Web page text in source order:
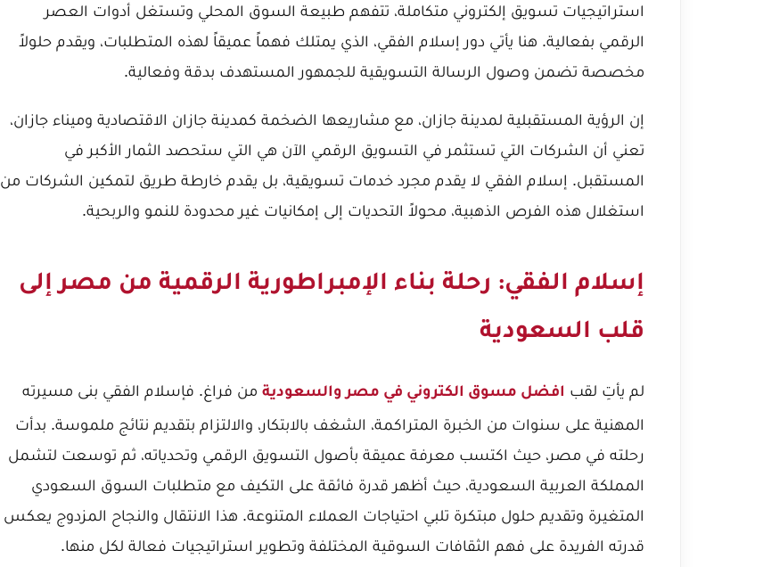
استراتيجيات تسويق إلكتروني متكاملة، تتفهم طبيعة السوق المحلي وتستغل أدوات العصر
الرقمي بفعالية. هنا يأتي دور إسلام الفقي، الذي يمتلك فهماً عميقاً لهذه المتطلبات، ويقدم حلولاً
مخصصة تضمن وصول الرسالة التسويقية للجمهور المستهدف بدقة وفعالية.
إن الرؤية المستقبلية لمدينة جازان، مع مشاريعها الضخمة كمدينة جازان الاقتصادية وميناء جازان،
تعني أن الشركات التي تستثمر في التسويق الرقمي الآن هي التي ستحصد الثمار الأكبر في
المستقبل. إسلام الفقي لا يقدم مجرد خدمات تسويقية، بل يقدم خارطة طريق لتمكين الشركات من
استغلال هذه الفرص الذهبية، محولاً التحديات إلى إمكانيات غير محدودة للنمو والربحية.
إسلام الفقي: رحلة بناء الإمبراطورية الرقمية من مصر إلى
قلب السعودية
لم يأتِ لقب افضل مسوق الكتروني في مصر والسعودية من فراغ. فإسلام الفقي بنى مسيرته
المهنية على سنوات من الخبرة المتراكمة، الشغف بالابتكار، والالتزام بتقديم نتائج ملموسة. بدأت
رحلته في مصر، حيث اكتسب معرفة عميقة بأصول التسويق الرقمي وتحدياته، ثم توسعت لتشمل
المملكة العربية السعودية، حيث أظهر قدرة فائقة على التكيف مع متطلبات السوق السعودي
المتغيرة وتقديم حلول مبتكرة تلبي احتياجات العملاء المتنوعة. هذا الانتقال والنجاح المزدوج يعكس
قدرته الفريدة على فهم الثقافات السوقية المختلفة وتطوير استراتيجيات فعالة لكل منها.